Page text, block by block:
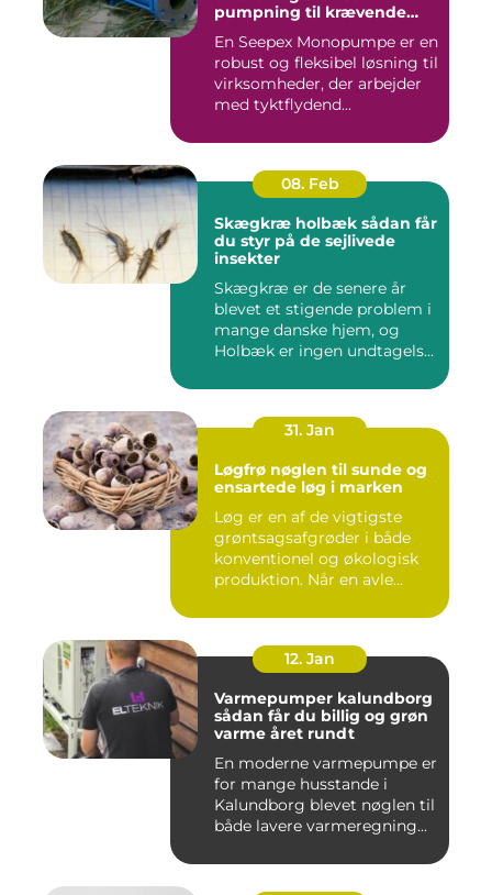
pumpning til krævende
En Seepex Monopumpe er en
robust og fleksibel løsning til
virksomheder, der arbejder
med tyktflydend...
08. Feb
Skægkræ holbæk sådan får
du styr på de sejlivede
insekter
Skægkræ er de senere år
blevet et stigende problem i
mange danske hjem, og
Holbæk er ingen undtagels...
31. Jan
Løgfrø nøglen til sunde og
ensartede løg i marken
Løg er en af de vigtigste
grøntsagsafgrøder i både
konventionel og økologisk
produktion. Når en avle...
12. Jan
Varmepumper kalundborg
sådan får du billig og grøn
varme året rundt
En moderne varmepumpe er
for mange husstande i
Kalundborg blevet nøglen til
både lavere varmeregning...